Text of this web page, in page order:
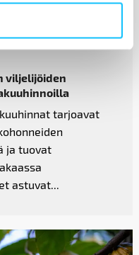
viljelijöiden
tarjoavat
ja tuovat
astuvat...